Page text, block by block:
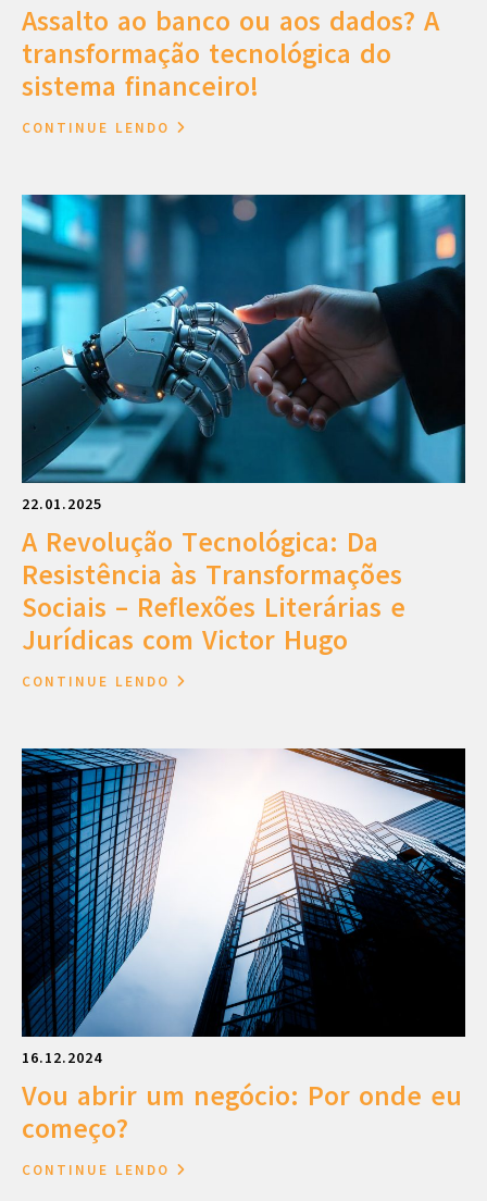
Assalto ao banco ou aos dados? A
transformação tecnológica do
sistema financeiro!
CONTINUE LENDO
22.01.2025
A Revolução Tecnológica: Da
Resistência às Transformações
Sociais – Reflexões Literárias e
Jurídicas com Victor Hugo
CONTINUE LENDO
16.12.2024
Vou abrir um negócio: Por onde eu
começo?
CONTINUE LENDO